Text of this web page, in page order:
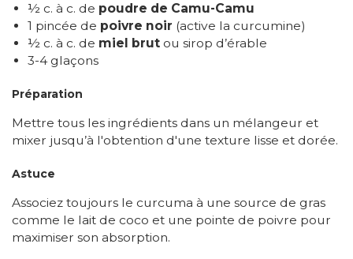
½ c. à c. de poudre de Camu-Camu
1 pincée de poivre noir (active la curcumine)
½ c. à c. de miel brut ou sirop d’érable
3-4 glaçons
Préparation
Mettre tous les ingrédients dans un mélangeur et
mixer jusqu’à l'obtention d'une texture lisse et dorée.
Astuce
Associez toujours le curcuma à une source de gras
comme le lait de coco et une pointe de poivre pour
maximiser son absorption.